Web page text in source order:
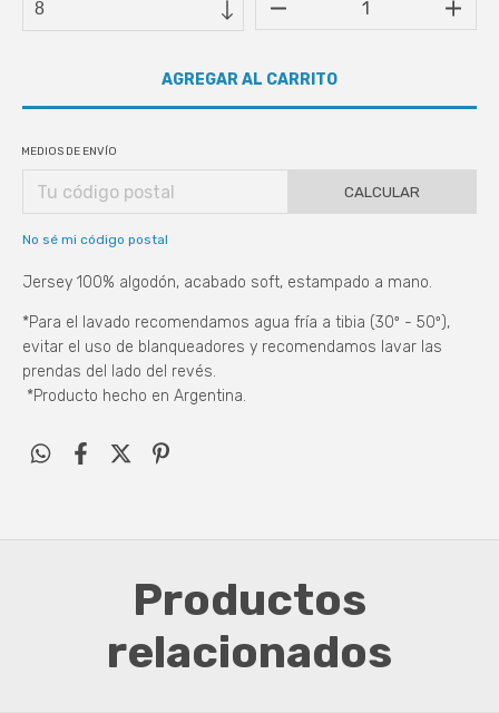
MEDIOS DE ENVÍO
CALCULAR
No sé mi código postal
Jersey 100% algodón, acabado soft, estampado a mano.​
*Para el lavado recomendamos agua fría a tibia (30º - 50º),
evitar el uso de blanqueadores y recomendamos lavar las
prendas del lado del revés.
*Producto hecho en Argentina.
Productos
relacionados